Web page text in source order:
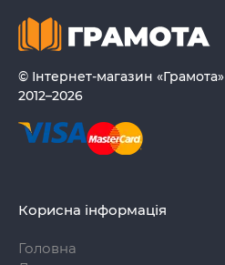
© Інтернет-магазин «Грамота»
2012–2026
Корисна інформація
Головна